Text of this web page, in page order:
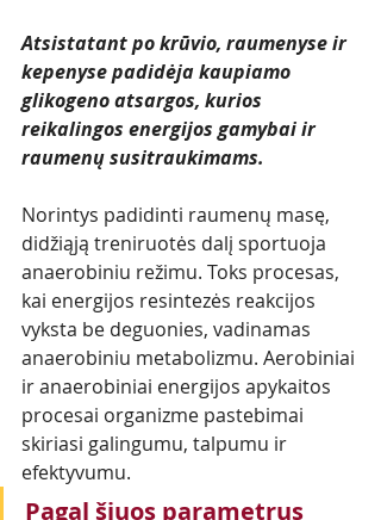
Atsistatant po krūvio, raumenyse ir
kepenyse padidėja kaupiamo
glikogeno atsargos, kurios
reikalingos energijos gamybai ir
raumenų susitraukimams.
Norintys padidinti raumenų masę,
didžiąją treniruotės dalį sportuoja
anaerobiniu režimu. Toks procesas,
kai energijos resintezės reakcijos
vyksta be deguonies, vadinamas
anaerobiniu metabolizmu. Aerobiniai
ir anaerobiniai energijos apykaitos
procesai organizme pastebimai
skiriasi galingumu, talpumu ir
efektyvumu.
Pagal šiuos parametrus